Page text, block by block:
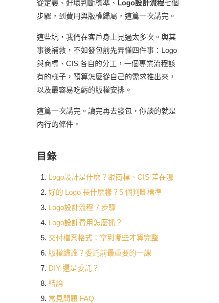
從定義、好壞判斷標準、 Logo設計流程七個
步驟，到費用與版權歸屬，這篇一次講完。
這些坑，我們在客戶身上見過太多次。與其
事後補救，不如發包前先弄懂四件事：Logo
與商標、CIS 各自的分工，一個專業流程該
有的樣子，預算怎麼從自己的需求推出來，
以及最容易吃虧的版權安排。
這篇一次講完。讀完再去發包，你談的就是
內行的條件。
目錄
Logo設計是什麼？跟商標、CIS 差在哪
好的 Logo 長什麼樣？5 個判斷標準
Logo設計流程 7 步驟
Logo設計費用怎麼抓？
交付檔案格式：拿到哪些才算完整
版權歸誰？委託前最重要的一課
DIY 還是委託？
結論
常見問題 FAQ